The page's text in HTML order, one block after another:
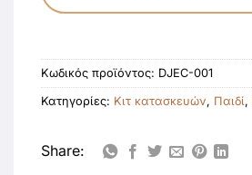
Κωδικός προϊόντος: DJEC-001
Κατηγορίες: Κιτ κατασκευών, Παιδί,
Share: